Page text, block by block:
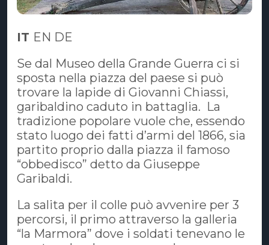
IT EN DE
Se dal Museo della Grande Guerra ci si
sposta nella piazza del paese si può
trovare la lapide di Giovanni Chiassi,
garibaldino caduto in battaglia. La
tradizione popolare vuole che, essendo
stato luogo dei fatti d’armi del 1866, sia
partito proprio dalla piazza il famoso
“obbedisco” detto da Giuseppe
Garibaldi.
La salita per il colle può avvenire per 3
percorsi, il primo attraverso la galleria
“la Marmora” dove i soldati tenevano le